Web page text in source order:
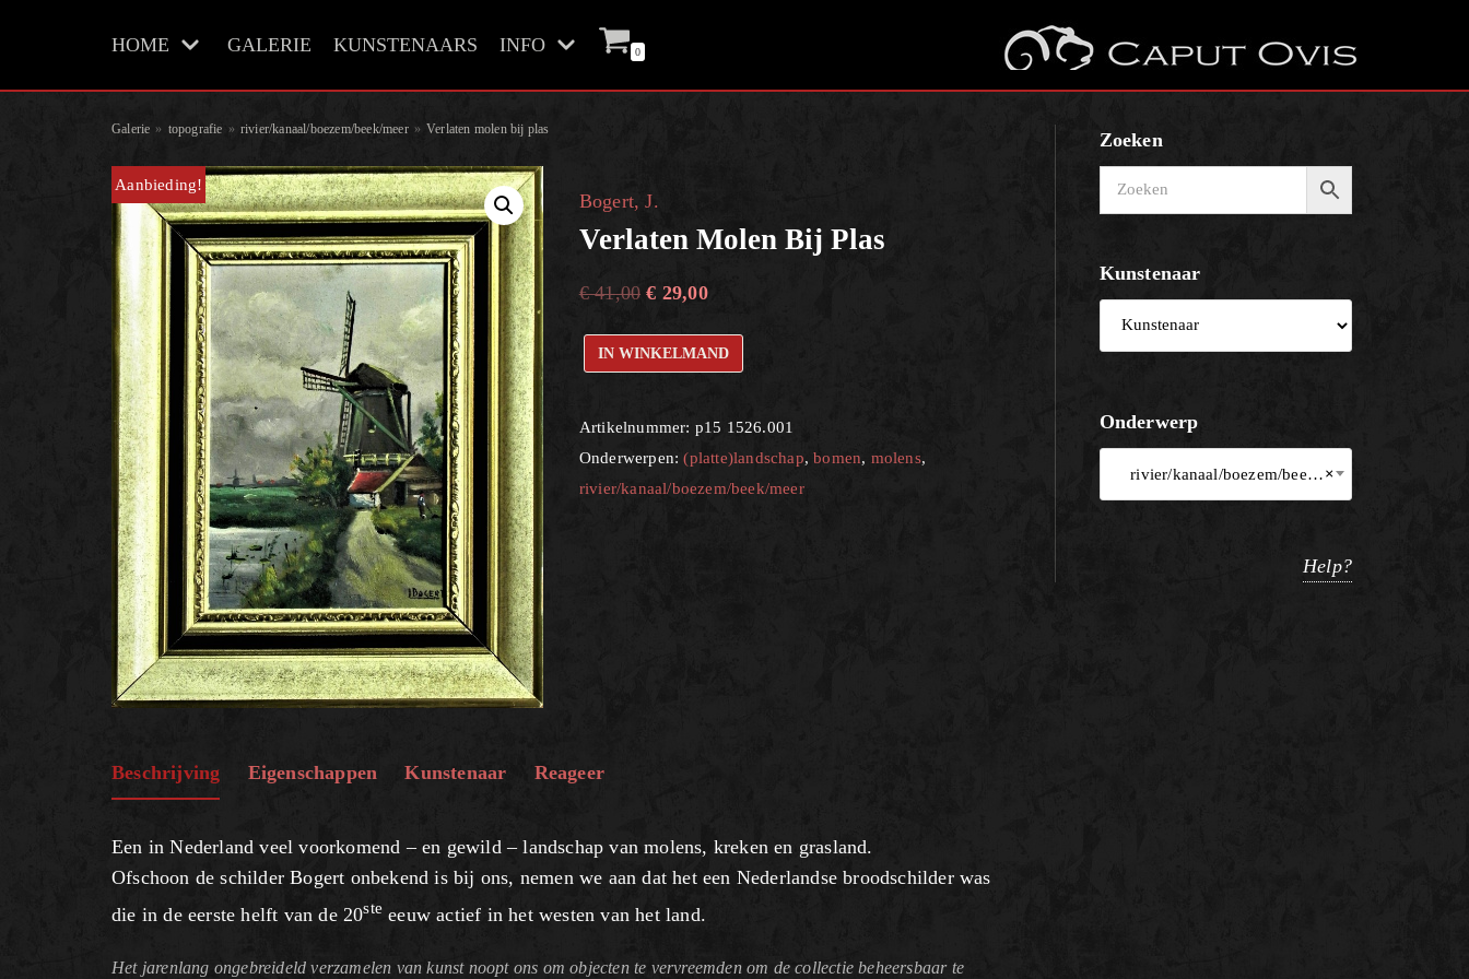
de
HOME GALERIE KUNSTENAARS INFO 0
Galerie » topografie » rivier/kanaal/boezem/beek/meer » Verlaten molen bij plas
Aanbieding!
Bogert, J.
Verlaten Molen Bij Plas
€41,00 € 29,00
IN WINKELMAND
Artikelnummer: p15 1526.001
Onderwerpen:(platte)landschap,bomen, molens,
rivier/kanaal/boezem/beek/meer
Beschrijving Eigenschappen Kunstenaar Reageer
Een in Nederland veel voorkomend – en gewild – landschap van molens, kreken en grasland.
Ofschoon de schilder Bogert onbekend is bij ons, nemen we aan dat het een Nederlandse broodschilder was
die in de eerste helft van de 20ste eeuw actief in het westen van het land.
Het jarenlang ongebreideld verzamelen van kunst noopt ons om objecten te vervreemden om de collectie beheersbaar te
Zoeken
Kunstenaar
Onderwerp
×
rivier/kanaal/boezem/beek/meer
Help?